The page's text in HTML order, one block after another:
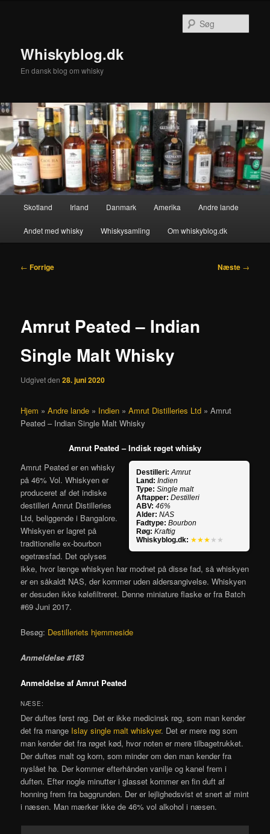
Whiskyblog.dk
En dansk blog om whisky
Skotland Irland Danmark Amerika Andre lande
Andet med whisky Whiskysamling Om whiskyblog.dk
Indlægsnavigation
← Forrige Næste →
Amrut Peated – Indian
Single Malt Whisky
Udgivet den28. juni 2020
Hjem »Andre lande » Indien »Amrut Distilleries Ltd »Amrut
Peated – Indian Single Malt Whisky
Amrut Peated – Indisk røget whisky
Destilleri: Amrut
Land: Indien
Type: Single malt
Aftapper: Destilleri
ABV: 46%
Alder: NAS
Fadtype: Bourbon
Røg: Kraftig
Whiskyblog.dk: ★★★ ★★
Amrut Peated er en whisky
på 46% Vol. Whiskyen er
produceret af det indiske
destilleri Amrut Distilleries
Ltd, beliggende i Bangalore.
Whiskyen er lagret på
traditionelle ex-bourbon
egetræsfad. Det oplyses
ikke, hvor længe whiskyen har modnet på disse fad, så whiskyen
er en såkaldt NAS, der kommer uden aldersangivelse. Whiskyen
er desuden ikke kølefiltreret. Denne miniature flaske er fra Batch
#69 Juni 2017.
Besøg: Destilleriets hjemmeside
Anmeldelse #183
Anmeldelse af Amrut Peated
NÆSE:
Der duftes først røg. Det er ikke medicinsk røg, som man kender
det fra mange Islay single malt whiskyer. Det er mere røg som
man kender det fra røget kød, hvor noten er mere tilbagetrukket.
Der duftes malt og korn, som minder om den man kender fra
nyslået hø. Der kommer efterhånden vanilje og kanel frem i
duften. Efter nogle minutter i glasset kommer en fin duft af
honning frem fra baggrunden. Der er lejlighedsvist et snert af mint
i næsen. Man mærker ikke de 46% vol alkohol i næsen.